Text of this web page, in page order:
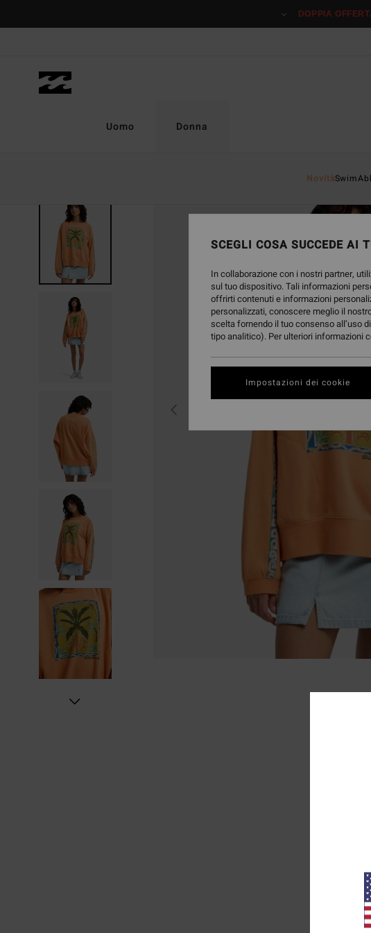
prodotto
DOPPIA
Uomo Donna
NovitàSwim
SCEGLI COSA SUCCEDE AI
In collaborazione con i nostri partner,
sul tuo dispositivo. Tali informazioni
offrirti contenuti e informazioni
personalizzati, conoscere meglio il
scelta fornendo il tuo consenso all’uso
tipo analitico). Per ulteriori informazioni
Impostazioni dei cookie